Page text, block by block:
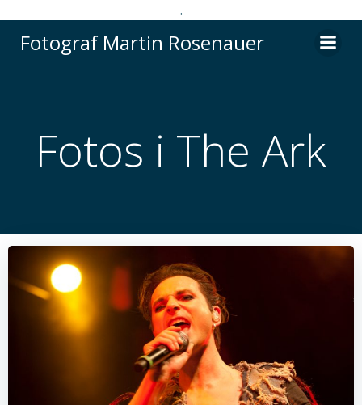
.
til
Fotograf Martin Rosenauer
Fotos i The Ark